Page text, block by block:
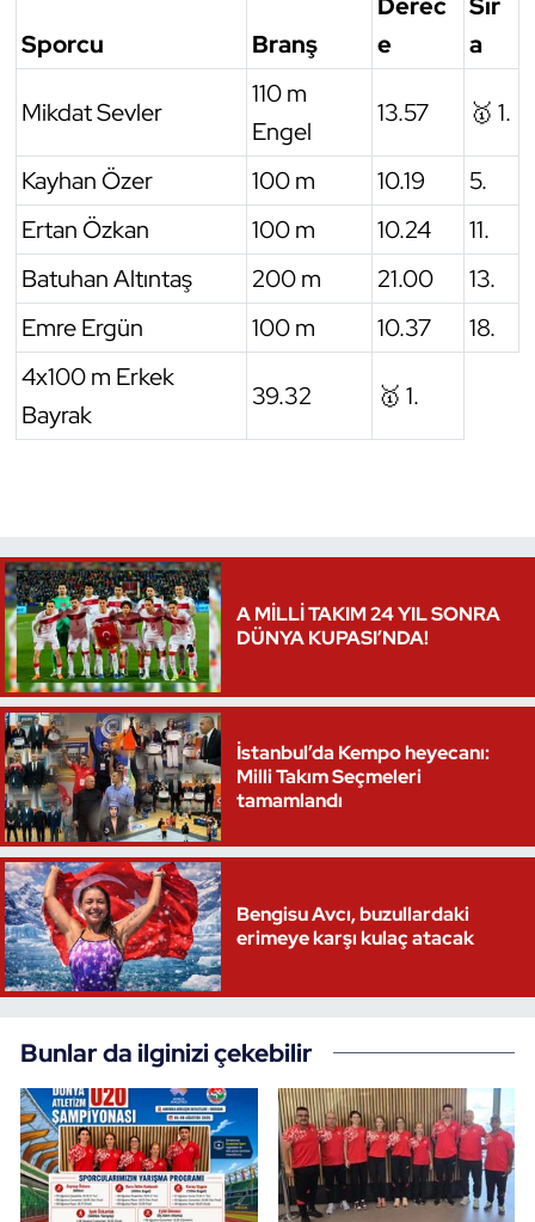
Sporcu Branş
e
a
Mikdat Sevler
110 m
Engel
13.57 🥇 1.
Kayhan Özer 100 m 10.19
5.
Ertan Özkan
100 m 10.24
11.
Batuhan Altıntaş
200 m 21.00
13.
Emre Ergün
100 m 10.37
18.
4x100 m Erkek
Bayrak
39.32 🥇 1.
A MİLLİ TAKIM 24 YIL SONRA
DÜNYA KUPASI’NDA!
İstanbul’da Kempo heyecanı:
Milli Takım Seçmeleri
tamamlandı
Bengisu Avcı, buzullardaki
erimeye karşı kulaç atacak
Bunlar da ilginizi çekebilir
Triatlon
Voleybol
Vücut Geliştirme Fitness
Wushu Kungfu
Yelken
Yüzme